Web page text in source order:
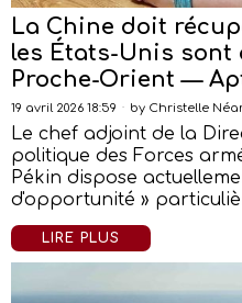
La Chine doit
les États-Unis sont
Proche-Orient —
19 avril 2026 18:59 by Christelle
Le chef adjoint de la
politique des Forces
Pékin dispose
d'opportunité »
LIRE PLUS